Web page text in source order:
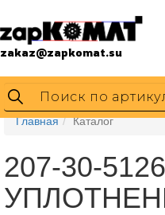
zakaz@zapkomat.su
Главная Каталог
207-30-